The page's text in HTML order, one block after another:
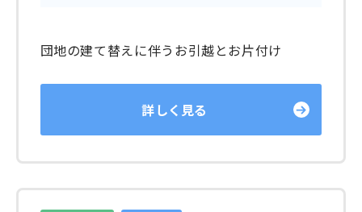
団地の建て替えに伴うお引越とお片付け
詳しく見る